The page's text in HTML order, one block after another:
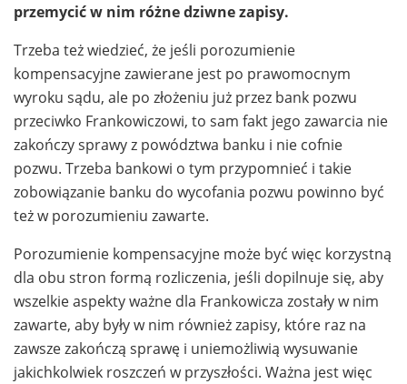
przemycić w nim różne dziwne zapisy.
Trzeba też wiedzieć, że jeśli porozumienie
kompensacyjne zawierane jest po prawomocnym
wyroku sądu, ale po złożeniu już przez bank pozwu
przeciwko Frankowiczowi, to sam fakt jego zawarcia nie
zakończy sprawy z powództwa banku i nie cofnie
pozwu. Trzeba bankowi o tym przypomnieć i takie
zobowiązanie banku do wycofania pozwu powinno być
też w porozumieniu zawarte.
Porozumienie kompensacyjne może być więc korzystną
dla obu stron formą rozliczenia, jeśli dopilnuje się, aby
wszelkie aspekty ważne dla Frankowicza zostały w nim
zawarte, aby były w nim również zapisy, które raz na
zawsze zakończą sprawę i uniemożliwią wysuwanie
jakichkolwiek roszczeń w przyszłości. Ważna jest więc